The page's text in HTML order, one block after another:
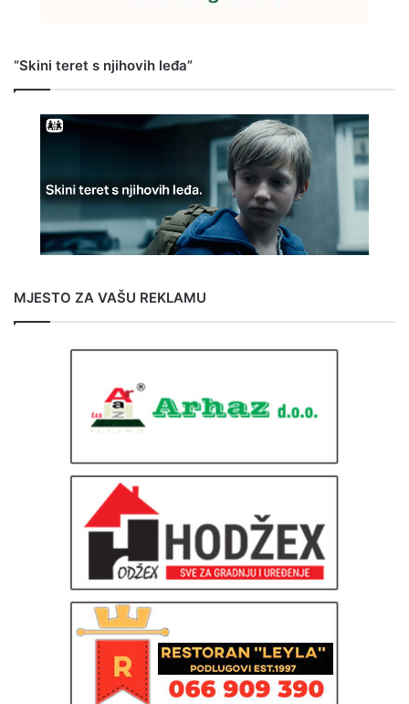
“Skini teret s njihovih leđa”
MJESTO ZA VAŠU REKLAMU